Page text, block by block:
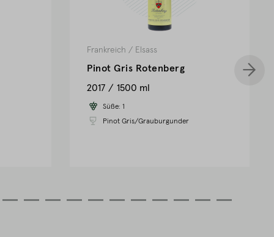
Frankreich / Elsass
Pinot Gris Rotenberg
2017
1500 ml
Süße:1
Pinot Gris/Grauburgunder